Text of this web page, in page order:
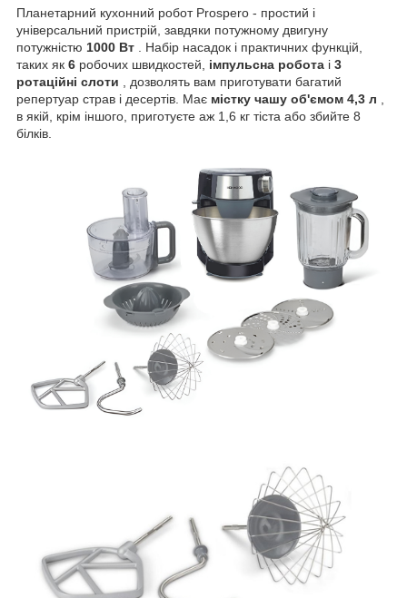
Планетарний кухонний робот Prospero - простий і
універсальний пристрій, завдяки потужному двигуну
потужністю 1000 Вт . Набір насадок і практичних функцій,
таких як 6 робочих швидкостей, імпульсна робота і 3
ротаційні слоти , дозволять вам приготувати багатий
репертуар страв і десертів. Має містку чашу об'ємом 4,3 л ,
в якій, крім іншого, приготуєте аж 1,6 кг тіста або збийте 8
білків.